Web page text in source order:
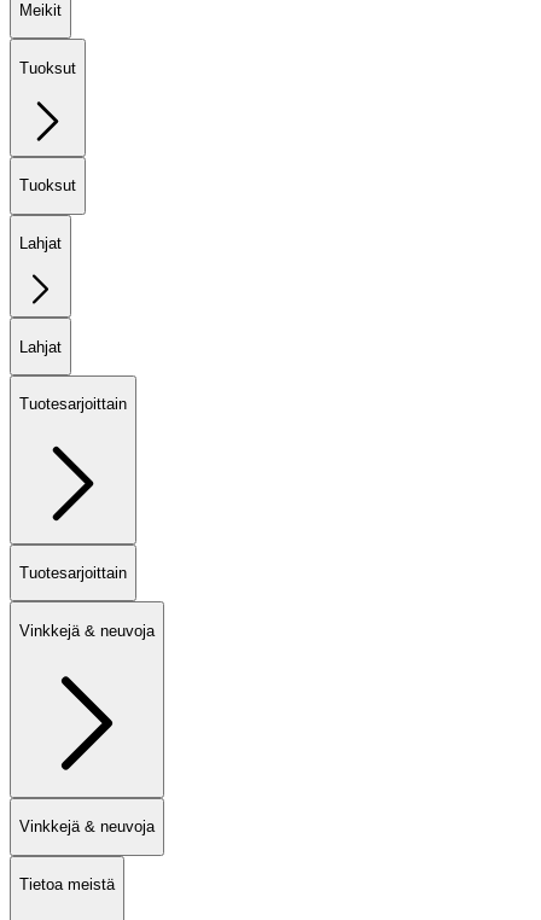
Meikit
Tuoksut
Tuoksut
Lahjat
Lahjat
Tuotesarjoittain
Tuotesarjoittain
Vinkkejä & neuvoja
Vinkkejä & neuvoja
Tietoa meistä